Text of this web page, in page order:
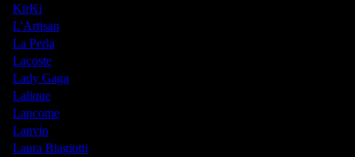
KirKi
L'Artisan
La Perla
Lacoste
Lady Gaga
Lalique
Lancome
Lanvin
Laura Biagiotti